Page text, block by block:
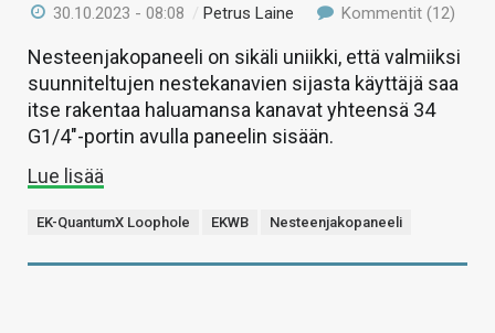
30.10.2023 - 08:08 /Petrus Laine Kommentit (12)
Nesteenjakopaneeli on sikäli uniikki, että valmiiksi
suunniteltujen nestekanavien sijasta käyttäjä saa
itse rakentaa haluamansa kanavat yhteensä 34
G1/4″-portin avulla paneelin sisään.
Lue lisää
EK-QuantumX Loophole EKWB Nesteenjakopaneeli